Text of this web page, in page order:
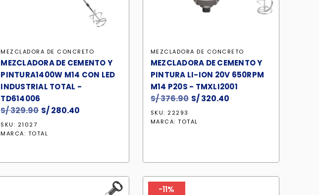
MEZCLADORA DE CONCRETO
MEZCLADORA DE CEMENTO Y
PINTURA1400W M14 CON LED
INDUSTRIAL TOTAL -
TD614006
S/329.90 El
original
S/280.40
SKU: 21027
MARCA: TOTAL
MEZCLADORA DE CONCRETO
MEZCLADORA DE CEMENTO Y
PINTURA LI-ION 20V 650RPM
M14 P20S - TMXLI2001
S/376.90 El
original
S/320.40
SKU: 22293
MARCA:TOTAL
-11%